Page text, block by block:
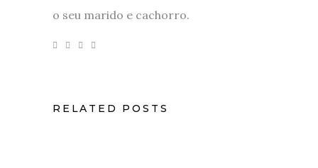
o seu marido e cachorro.
RELATED POSTS